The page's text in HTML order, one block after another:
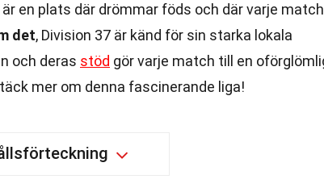
en plats där drömmar föds och där varje match
det, Division 37 är känd för sin starka lokala
och deras stöd gör varje match till en
mer om denna fascinerande liga!